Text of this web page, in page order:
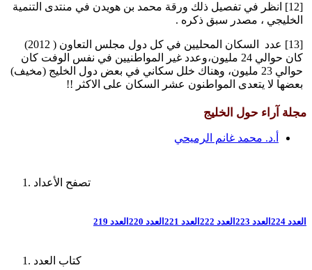
[12] انظر في تفصيل ذلك ورقة محمد بن هويدن في منتدى التنمية
الخليجي ، مصدر سبق ذكره .
[13] عدد السكان المحليين في كل دول مجلس التعاون ( 2012)
كان حوالي 24 مليون،وعدد غير المواطنيين في نفس الوفت كان
حوالي 23 مليون، وهناك خلل سكاني في بعض دول الخليج (مخيف)
بعضها لا يتعدى المواطنون عشر السكان على الاكثر !!
مجلة آراء حول الخليج
أ.د. محمد غانم الرميحي
تصفح الأعداد
العدد 224 العدد 223 العدد 222 العدد 221 العدد 220 العدد 219
كتاب العدد